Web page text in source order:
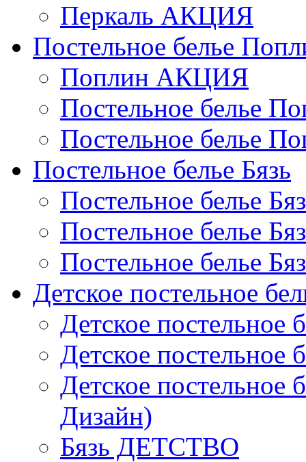
Перкаль АКЦИЯ
Постельное белье
Поплин АКЦИЯ
Постельное белье
Постельное белье
Постельное белье Бязь
Постельное белье
Постельное белье
Постельное белье
Детское постельное
Детское постельное
Детское постельное
Детское
Дизайн)
Бязь ДЕТСТВО